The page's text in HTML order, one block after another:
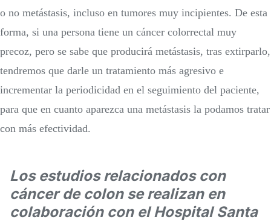
o no metástasis, incluso en tumores muy incipientes. De esta
forma, si una persona tiene un cáncer colorrectal muy
precoz, pero se sabe que producirá metástasis, tras extirparlo,
tendremos que darle un tratamiento más agresivo e
incrementar la periodicidad en el seguimiento del paciente,
para que en cuanto aparezca una metástasis la podamos tratar
con más efectividad.
Los estudios relacionados con
cáncer de colon se realizan en
colaboración con el Hospital Santa